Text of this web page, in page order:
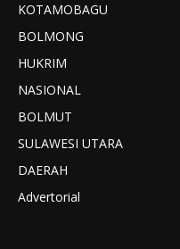
KOTAMOBAGU
BOLMONG
HUKRIM
NASIONAL
BOLMUT
SULAWESI UTARA
DAERAH
Advertorial